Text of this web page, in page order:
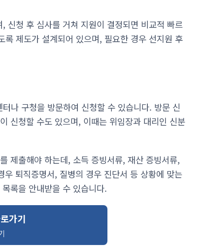
신청 후 심사를 거쳐 지원이 결정되면 비교적 빠르
제도가 설계되어 있으며, 필요한 경우 선지원 후
나 구청을 방문하여 신청할 수 있습니다. 방문 신
신청할 수도 있으며, 이때는 위임장과 대리인 신분
제출해야 하는데, 소득 증빙서류, 재산 증빙서류,
퇴직증명서, 질병의 경우 진단서 등 상황에 맞는
록을 안내받을 수 있습니다.
가기